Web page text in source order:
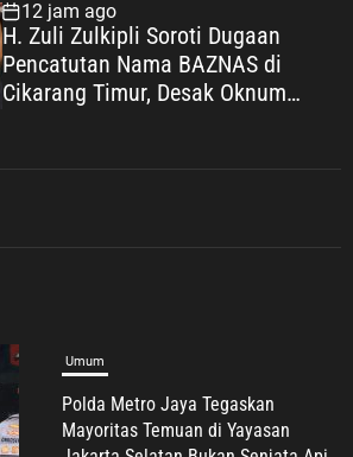
12 jam ago
H. Zuli Zulkipli Soroti Dugaan
Pencatutan Nama BAZNAS di
Cikarang Timur, Desak Oknum
Umum